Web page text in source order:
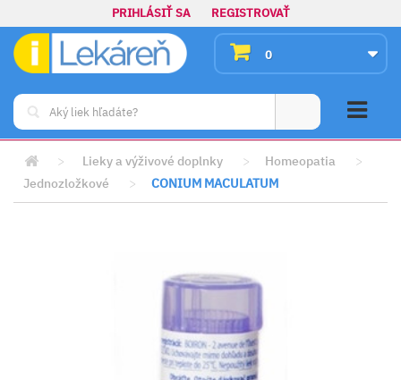
PRIHLÁSIŤ SA REGISTROVAŤ
0
> Lieky a výživové doplnky > Homeopatia
>
Jednozložkové
> CONIUM MACULATUM